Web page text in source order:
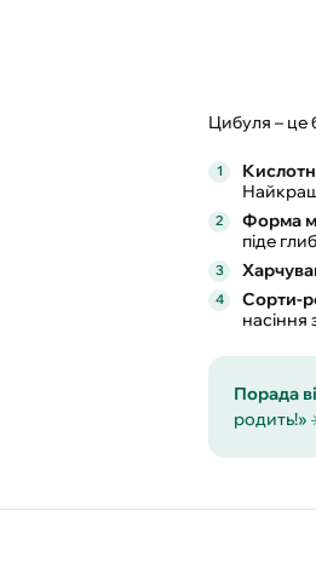
Цибуля – це
Форма
піде
Сорти-
насіння
Порада
родить!»